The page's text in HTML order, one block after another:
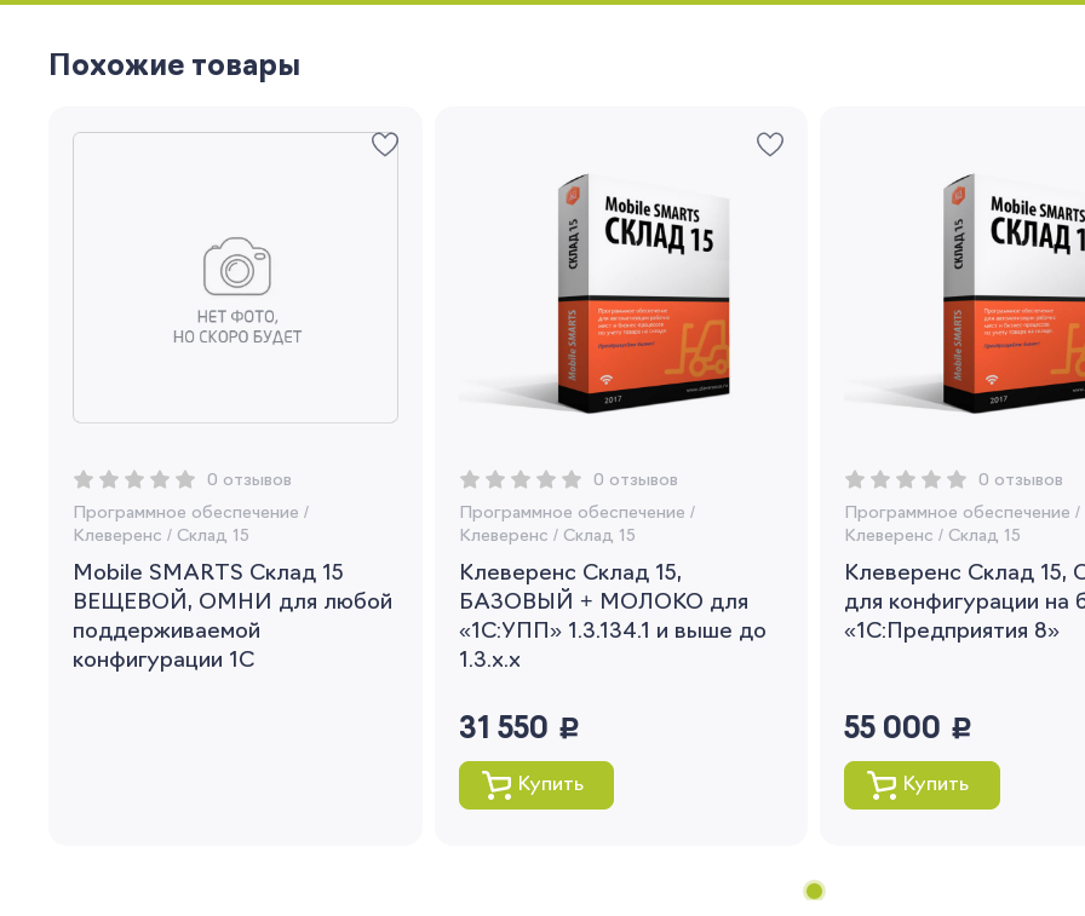
Похожие товары
0 отзывов
Программное обеспечение /
Клеверенс / Склад 15
Mobile SMARTS Склад 15
ВЕЩЕВОЙ, ОМНИ для любой
поддерживаемой
конфигурации 1С
0 отзывов
Программное обеспечение /
Клеверенс / Склад 15
Клеверенс Склад 15,
БАЗОВЫЙ + МОЛОКО для
«1С:УПП» 1.3.134.1 и выше до
1.3.x.x
31 550 руб.
Купить
0 отзывов
Программное обеспечение /
Клеверенс / Склад 15
Клеверенс Склад
для конфигурации на
«1С:Предприятия 8»
55 000 руб.
Купить
Я согласен на обработку моих
Запомнить меня
Вы сможете отслеживать статус своих
заказов и получать индивидуальные